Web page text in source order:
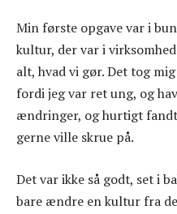
Min første opgave var i
kultur, der var i
alt, hvad vi gør. Det tog
fordi jeg var ret ung, og
ændringer, og hurtigt fandt
gerne ville skrue på.
Det var ikke så godt, set i
bare ændre en kultur fra